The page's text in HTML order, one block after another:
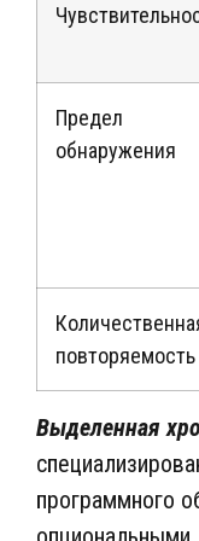
Предел
обнаружения
повторяемость
Выделенная
программного